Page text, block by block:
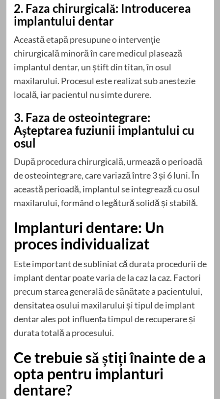
2. Faza chirurgicală: Introducerea
implantului dentar
Această etapă presupune o intervenție
chirurgicală minoră în care medicul plasează
implantul dentar, un știft din titan, în osul
maxilarului. Procesul este realizat sub anestezie
locală, iar pacientul nu simte durere.
3. Faza de osteointegrare:
Așteptarea fuziunii implantului cu
osul
După procedura chirurgicală, urmează o perioadă
de osteointegrare, care variază între 3 și 6 luni. În
această perioadă, implantul se integrează cu osul
maxilarului, formând o legătură solidă și stabilă.
Implanturi dentare: Un
proces individualizat
Este important de subliniat că durata procedurii de
implant dentar poate varia de la caz la caz. Factori
precum starea generală de sănătate a pacientului,
densitatea osului maxilarului și tipul de implant
dentar ales pot influența timpul de recuperare și
durata totală a procesului.
Ce trebuie să știți înainte de a
opta pentru implanturi
dentare?